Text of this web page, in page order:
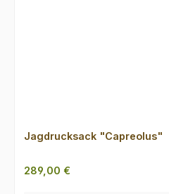
Jagdrucksack "Capreolus"
Regulärer Preis:
289,00 €